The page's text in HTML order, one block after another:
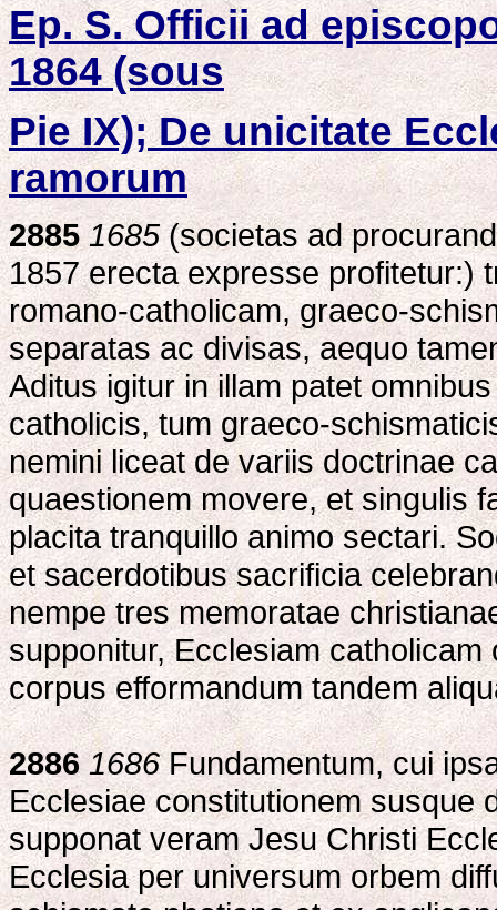
Ep. S. Officii ad
1864 (sous
Pie IX); De unicitate
ramorum
2885 1685(societas ad
1857 erecta expresse profitetur:)
romano-catholicam, graeco-
separatas ac divisas, aequo
Aditus igitur in illam patet
catholicis, tum graeco-
nemini liceat de variis doctrinae
quaestionem movere, et singulis
placita tranquillo animo sectari.
et sacerdotibus sacrificia
nempe tres memoratae
supponitur, Ecclesiam
corpus efformandum tandem
2886 1686Fundamentum, cui
Ecclesiae constitutionem susque
supponat veram Jesu Christi
Ecclesia per universum orbem